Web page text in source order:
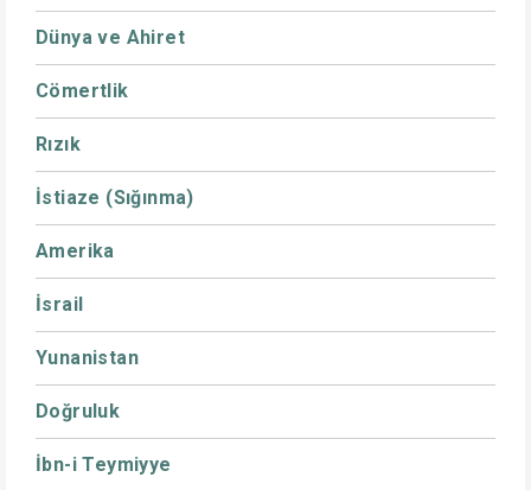
Dünya ve Ahiret
Cömertlik
Rızık
İstiaze (Sığınma)
Amerika
İsrail
Yunanistan
Doğruluk
İbn-i Teymiyye